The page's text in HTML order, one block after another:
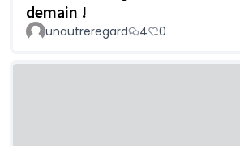
demain !
unautreregard 4 0